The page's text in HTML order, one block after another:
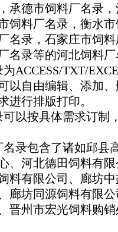
承德市饲料厂名录
饲料厂名录，衡水
名录，石家庄市饲
名录等的河北饲料
ACCESS/TXT/
以自由编辑、添加
进行排版打印。
以按具体需求订制
名录包含了诸如邱县
、河北德田饲料有
料有限公司、廊坊
廊坊同源饲料有限
晋州市宏光饲料购